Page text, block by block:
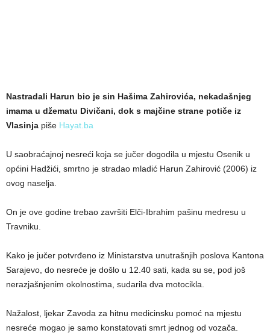
Nastradali Harun bio je sin Hašima Zahirovića, nekadašnjeg
imama u džematu Divičani, dok s majčine strane potiče iz
Vlasinja piše Hayat.ba
U saobraćajnoj nesreći koja se jučer dogodila u mjestu Osenik u
općini Hadžići, smrtno je stradao mladić Harun Zahirović (2006) iz
ovog naselja.
On je ove godine trebao završiti Elči-Ibrahim pašinu medresu u
Travniku.
Kako je jučer potvrđeno iz Ministarstva unutrašnjih poslova Kantona
Sarajevo, do nesreće je došlo u 12.40 sati, kada su se, pod još
nerazjašnjenim okolnostima, sudarila dva motocikla.
Nažalost, ljekar Zavoda za hitnu medicinsku pomoć na mjestu
nesreće mogao je samo konstatovati smrt jednog od vozača.